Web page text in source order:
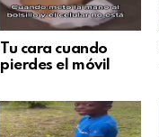
Tu cara cuando
pierdes el móvil